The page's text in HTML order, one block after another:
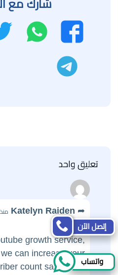
شارك مع
فيسبوك
تعليق واحد
Katelyn Raiden
Hi there,
growth service,
can increase your
count safely and
إتصل الآن
واتساب